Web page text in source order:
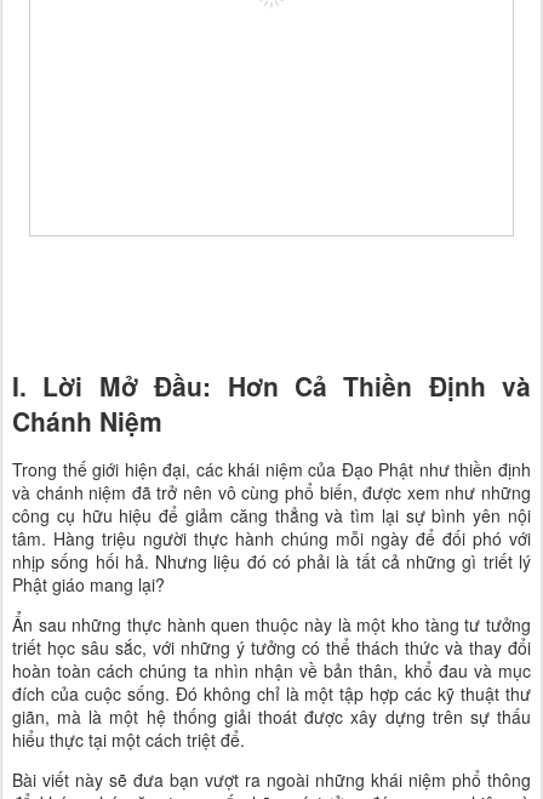
I. Lời Mở Đầu: Hơn Cả Thiền Định và
Chánh Niệm
Trong thế giới hiện đại, các khái niệm của Đạo Phật như thiền định
và chánh niệm đã trở nên vô cùng phổ biến, được xem như những
công cụ hữu hiệu để giảm căng thẳng và tìm lại sự bình yên nội
tâm. Hàng triệu người thực hành chúng mỗi ngày để đối phó với
nhịp sống hối hả. Nhưng liệu đó có phải là tất cả những gì triết lý
Phật giáo mang lại?
Ẩn sau những thực hành quen thuộc này là một kho tàng tư tưởng
triết học sâu sắc, với những ý tưởng có thể thách thức và thay đổi
hoàn toàn cách chúng ta nhìn nhận về bản thân, khổ đau và mục
đích của cuộc sống. Đó không chỉ là một tập hợp các kỹ thuật thư
giãn, mà là một hệ thống giải thoát được xây dựng trên sự thấu
hiểu thực tại một cách triệt để.
Bài viết này sẽ đưa bạn vượt ra ngoài những khái niệm phổ thông